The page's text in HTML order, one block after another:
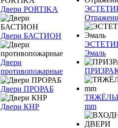
Двери PORTIKA
Двери БАСТИОН
Двери
противопожарные
Двери ПРОРАБ
Двери КНР
Эмаль
mm